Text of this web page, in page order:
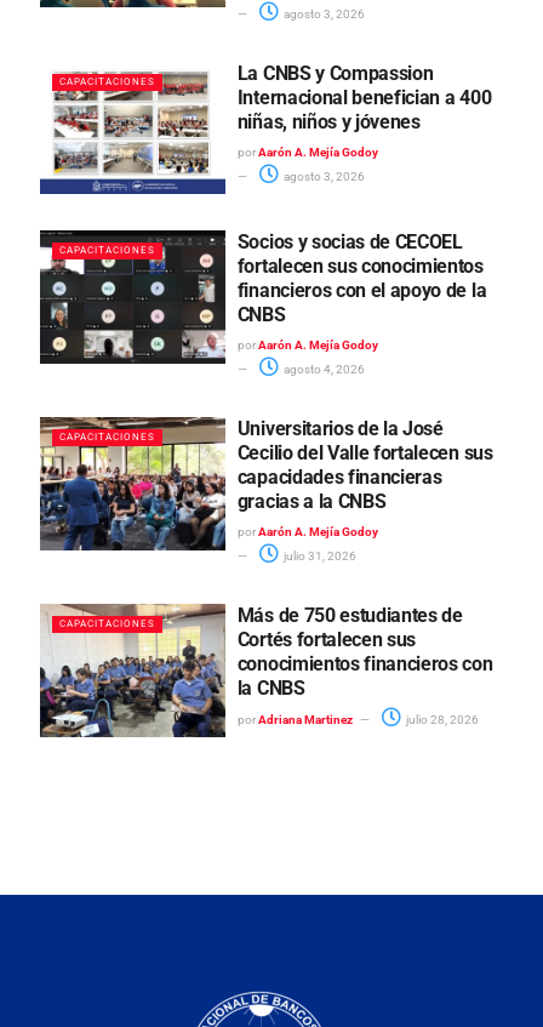
agosto 3, 2026
CAPACITACIONES
La CNBS y Compassion
Internacional benefician a 400
niñas, niños y jóvenes
por Aarón A. Mejía Godoy
agosto 3, 2026
CAPACITACIONES
Socios y socias de CECOEL
fortalecen sus conocimientos
financieros con el apoyo de la
CNBS
por Aarón A. Mejía Godoy
agosto 4, 2026
CAPACITACIONES
Universitarios de la José
Cecilio del Valle fortalecen sus
capacidades financieras
gracias a la CNBS
por Aarón A. Mejía Godoy
julio 31, 2026
CAPACITACIONES
Más de 750 estudiantes de
Cortés fortalecen sus
conocimientos financieros con
la CNBS
por Adriana Martinez julio 28, 2026